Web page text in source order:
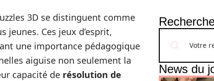
3D se distinguent comme
Ces jeux d’esprit,
une importance pédagogique
aiguise non seulement la
capacité de résolution de
News du